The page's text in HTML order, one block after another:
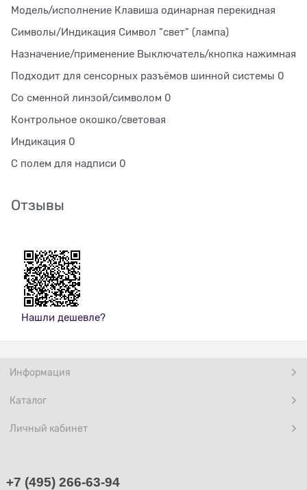
Модель/исполнение Клавиша одинарная перекидная
Символы/Индикация Символ "свет" (лампа)
Назначение/применение Выключатель/кнопка нажимная
Подходит для сенсорных разъёмов шинной системы 0
Со сменной линзой/символом 0
Контрольное окошко/световая
Индикация 0
С полем для надписи 0
Отзывы
Нашли дешевле?
Информация
Каталог
Личный кабинет
+7 (495) 266-63-94